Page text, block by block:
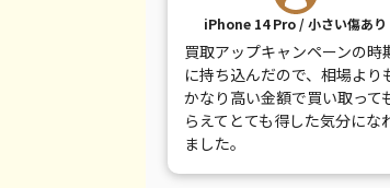
iPhone 14 Pro / 小さい傷あり
買取アップキャンペーンの時
に持ち込んだので、相場より
かなり高い金額で買い取って
らえてとても得した気分にな
ました。